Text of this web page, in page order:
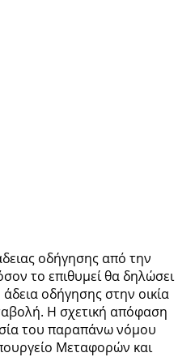
οδήγησης από την
το επιθυμεί θα δηλώσει
οδήγησης στην οικία
Η σχετική απόφαση
του παραπάνω νόμου
Μεταφορών και